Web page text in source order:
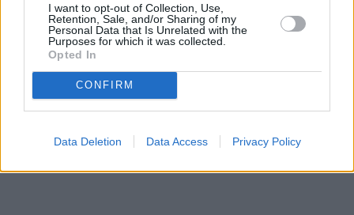
I want to opt-out of Collection, Use,
Retention, Sale, and/or Sharing of my
Personal Data that Is Unrelated with the
Purposes for which it was collected.
Opted In
CONFIRM
Data Deletion Data Access Privacy Policy
Το άρθρο δεν έχει ακόμα βαθμολογηθεί.
Βαθμολογήστε αυτό το άρθρο:
★★★